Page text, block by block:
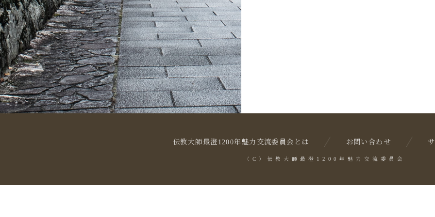
伝教大師最澄1200年魅力交流委員会とは お問い合わせ
（C）伝教大師最澄1200年魅力交流委員会